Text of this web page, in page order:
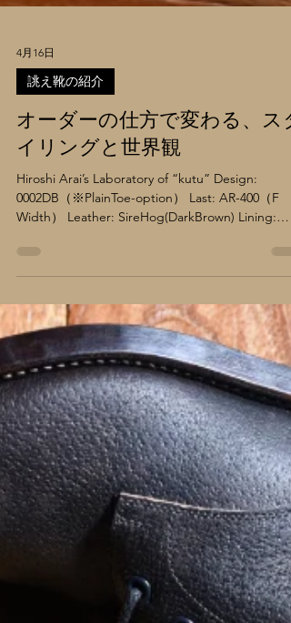
4月16日
誂え靴の紹介
オーダーの仕方で変わる、スタ
イリングと世界観
Hiroshi Arai’s Laboratory of “kutu” Design:
0002DB（※PlainToe-option） Last: AR-400（F
Vegetable tanned pigskin ブルーチャー（外羽根
のブーツタイプ、0002DBからキャップを排しプ
ーントゥに変更したオプション仕様です。 オリジ
ナルではストレートチップにスピードフックが標
準ですが、オーダーの場合はディテールの マイナ
ーチェンジも可能 です。 （ブリティッシュトラ
ドをモダンに解釈したH.araiブーツ『0002DB』の
オリジナル仕様） 当店には無数のサンプルモデル
を陳列しておりますが、サンプル通りのご注文を
承るばかりではなく様々なカスタマイズも オーダ
ーの醍醐味 です。 （有料オプションの場合もあ
り） （いずれも”0002DB”という同一モデル。木
型、素材、仕立てなどを変更したことでまるで別
物になった） 今回のサンプルは プレーントゥ に